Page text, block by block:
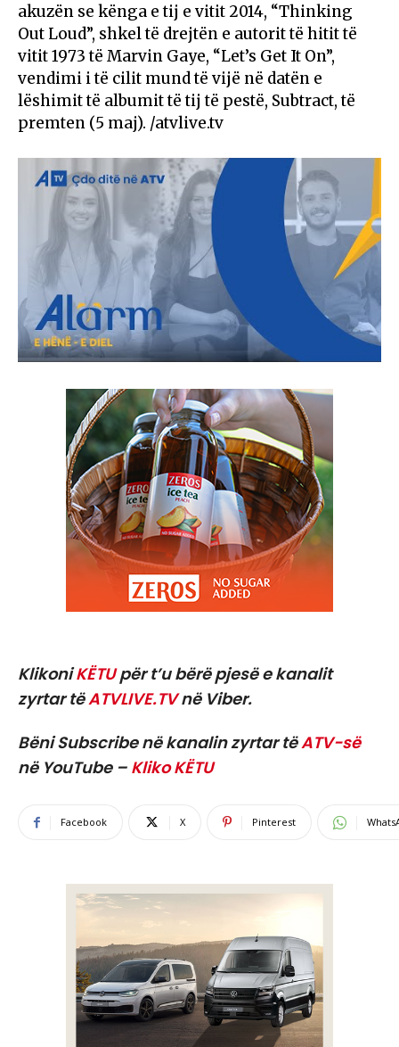
akuzën se kënga e tij e vitit 2014, “Thinking
Out Loud”, shkel të drejtën e autorit të hitit të
vitit 1973 të Marvin Gaye, “Let’s Get It On”,
vendimi i të cilit mund të vijë në datën e
lëshimit të albumit të tij të pestë, Subtract, të
premten (5 maj). /atvlive.tv
KlikoniKËTUpër t’u bërë pjesë e kanalit
zyrtar tëATVLIVE.TVnë Viber.
Bëni Subscribe në kanalin zyrtar tëATV-së
në YouTube – Kliko KËTU
Facebook X Pinterest